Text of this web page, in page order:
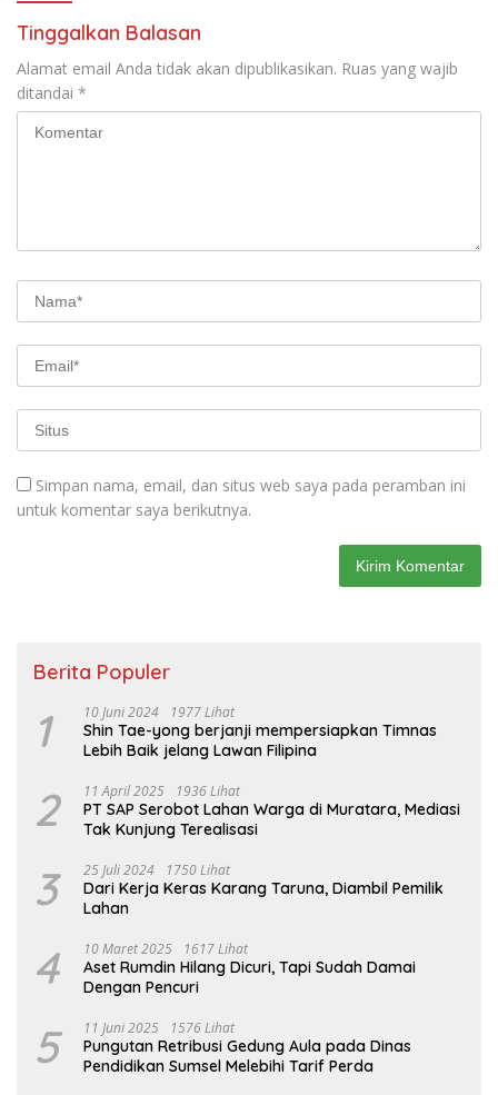
Tinggalkan Balasan
Alamat email Anda tidak akan dipublikasikan. Ruas yang wajib
ditandai *
Simpan nama, email, dan situs web saya pada peramban ini
untuk komentar saya berikutnya.
Berita Populer
1 10 Juni 2024 1977 Lihat
Shin Tae-yong berjanji mempersiapkan Timnas
Lebih Baik jelang Lawan Filipina
2 11 April 2025 1936 Lihat
PT SAP Serobot Lahan Warga di Muratara, Mediasi
Tak Kunjung Terealisasi
3 25 Juli 2024 1750 Lihat
Dari Kerja Keras Karang Taruna, Diambil Pemilik
Lahan
4 10 Maret 2025 1617 Lihat
Aset Rumdin Hilang Dicuri, Tapi Sudah Damai
Dengan Pencuri
5 11 Juni 2025 1576 Lihat
Pungutan Retribusi Gedung Aula pada Dinas
Pendidikan Sumsel Melebihi Tarif Perda